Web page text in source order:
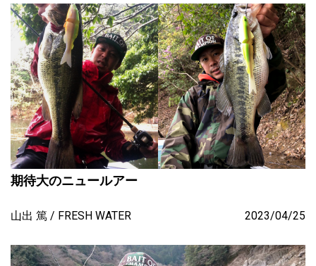
期待大のニュールアー
山出 篤 FRESH WATER 2023/04/25